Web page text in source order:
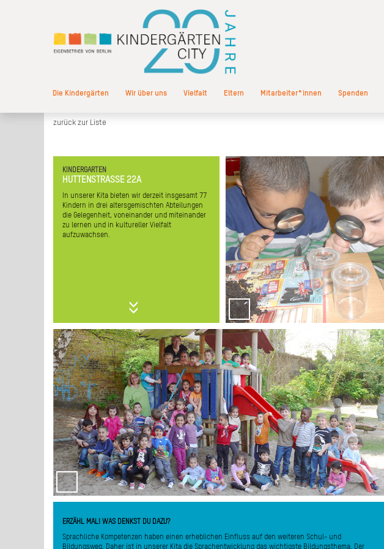
Die Kindergärten Wir über uns Vielfalt Eltern Mitarbeiter*innen Spenden
zurück zur Liste
KINDERGARTEN
HUTTENSTRASSE 22A
In unserer Kita bieten wir derzeit insgesamt 77
Kindern in drei altersgemischten Abteilungen
die Gelegenheit, voneinander und miteinander
zu lernen und in kultureller Vielfalt
aufzuwachsen.
Mit allen Sinnen erschließt das Kind sich die
Welt. Aus diesem Grund geben wir ihnen die
Möglichkeit, vielfältigste Sinneserfahrungen im
Kita-Alltag zu machen. Mit natürlichen
Spielmaterialien aus Holz, Naturmaterialien,
Instrumenten, Fühlpfaden sowie beim
gemeinsamen Backen, Saftpressen oder
Beetpflege regen wir alle Sinne der Kinder an
und lassen sie so ihre Umwelt ergreifen. Dieses
Ergreifen ist für uns die Basis für das
darauffolgende Begreifen.
Unser großes Außengelände bietet vielfältige Möglichkeiten für Bewegung und Spiel. Durch die
verschiedenen Untergründe von Steinplatten, Asphalt, Sand und Wiese können die Kinder
unterschiedlichste Bewegungs- und Sinneserfahrungen machen. Es werden verschiedene Fahrgeräte
wie Dreiräder, Laufräder und Fahrräder zur freien Verfügung gestellt. Des Weiteren verfügt das
Außengelände über eine Rutsche, ein Klettergerüst, Schaukeln, Balancierbalken, Weidenhäuschen als
Rückzugsort, Hochbeete für den Anbau von Kräutern, Obst und Gemüse sowie eine Wasseranlage. Die
täglich und bei jedem Wetter draußen stattfindende Spielzeit hat einen positiven Effekt auf die
Gesundheit und Widerstandskraft der Kinder und sie erleben die Elemente der Natur, wie Sonne
(Wärme), Wind, Wasser und Erde. An das Kitagelände schließt sich der öffentliche Themenspielplatz
"Jim Knopf und die wilde 13 " an, den unsere Kinder mitbenutzen und entdecken können. Bei
regelmäßigen Spaziergängen lernen wir dann die Umgebung rund um die Kita und unseren Kiez
kennen.
ERZÄHL MAL! WAS DENKST DU DAZU?
Sprachliche Kompetenzen haben einen erheblichen Einfluss auf den weiteren Schul- und
Bildungsweg. Daher ist in unserer Kita die Sprachentwicklung das wichtigste Bildungsthema. Der
Von großer Bedeutung ist für uns die Geduld, den Kindern zuzuhören und sie ausreden zu lassen,